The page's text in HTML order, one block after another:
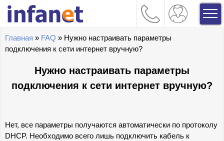
Главная » FAQ » Нужно настраивать параметры
подключения к сети интернет вручную?
Нужно настраивать параметры
подключения к сети интернет вручную?
Нет, все параметры получаются автоматически по протоколу
DHCP. Необходимо всего лишь подключить кабель к